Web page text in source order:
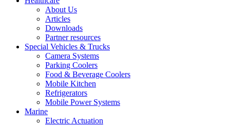
About Us
Articles
Downloads
Partner resources
Special Vehicles & Trucks
Camera Systems
Parking Coolers
Food & Beverage Coolers
Mobile Kitchen
Refrigerators
Mobile Power Systems
Marine
Electric Actuation